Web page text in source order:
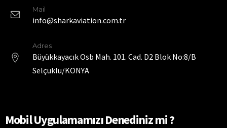
Mail
info@sharkaviation.com.tr
Adres
Büyükkayacık Osb Mah. 101. Cad. D2 Blok No:8/B
Selçuklu/KONYA
Mobil Uygulamamızı Denediniz mi ?